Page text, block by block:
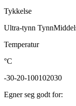
Tykkelse
Ultra-tynn Tynn
Temperatur
°C
-30-20-100102030
Egner seg godt for: